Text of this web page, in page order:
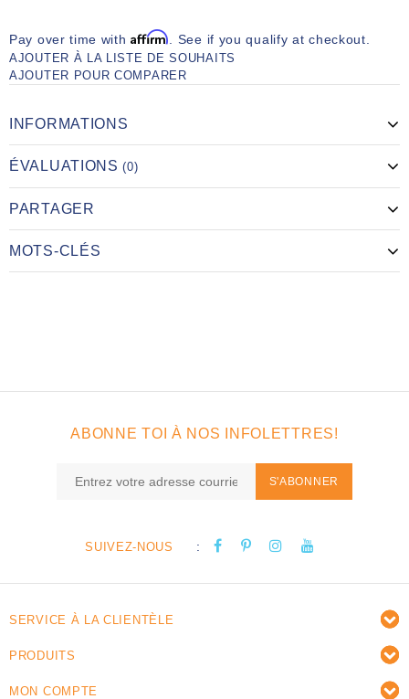
Pay over time withAffirm. See if you qualify at checkout.
AJOUTER À LA LISTE DE SOUHAITS
AJOUTER POUR COMPARER
INFORMATIONS
ÉVALUATIONS(0)
PARTAGER
MOTS-CLÉS
ABONNE TOI À NOS INFOLETTRES!
S'ABONNER
SUIVEZ-NOUS :
SERVICE À LA CLIENTÈLE
PRODUITS
MON COMPTE